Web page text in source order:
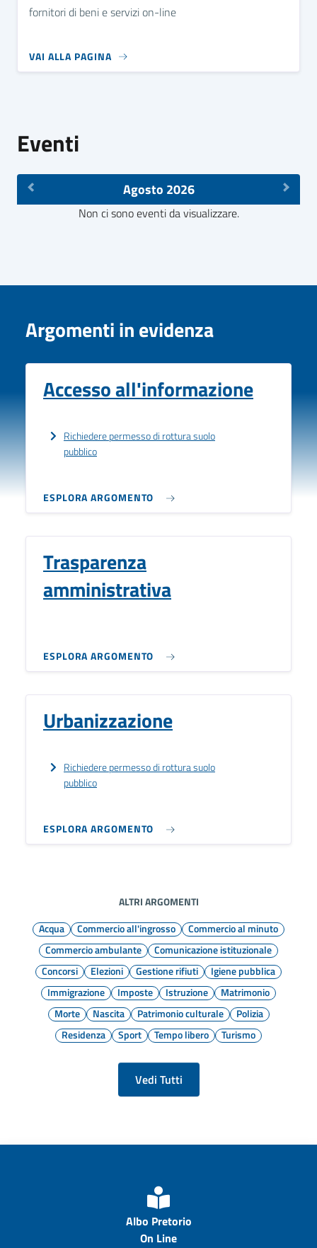
fornitori di beni e servizi on-line
VAI ALLA PAGINA
Eventi
Agosto 2026
Non ci sono eventi da visualizzare.
Argomenti in evidenza
Accesso all'informazione
Richiedere permesso di rottura suolo
pubblico
ESPLORA ARGOMENTO
Trasparenza
amministrativa
ESPLORA ARGOMENTO
Urbanizzazione
Richiedere permesso di rottura suolo
pubblico
ESPLORA ARGOMENTO
ALTRI ARGOMENTI
Acqua
Commercio all'ingrosso
Commercio al minuto
Commercio ambulante
Comunicazione istituzionale
Concorsi
Elezioni Gestione rifiuti
Igiene pubblica
Immigrazione
Imposte Istruzione
Matrimonio
Morte
Nascita Patrimonio culturale
Polizia
Residenza
Sport Tempo libero Turismo
Vedi Tutti
Albo Pretorio
On Line